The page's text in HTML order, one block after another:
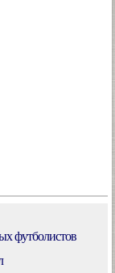
футболистов